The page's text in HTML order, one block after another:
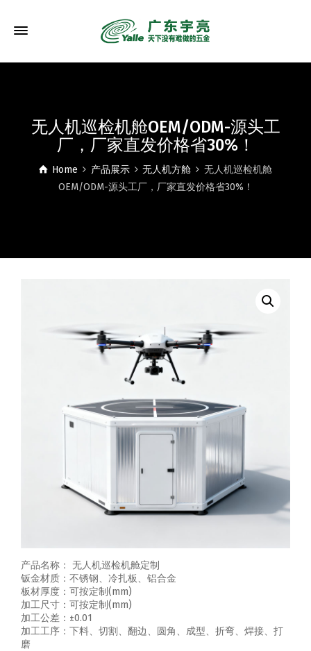
无人机巡检机舱OEM/ODM-源头工
厂，厂家直发价格省30%！
Home 产品展示 无人机方舱
无人机巡检机舱
OEM/ODM-源头工厂，厂家直发价格省30%！
产品名称： 无人机巡检机舱定制
钣金材质：不锈钢、冷扎板、铝合金
板材厚度：可按定制(mm)
加工尺寸：可按定制(mm)
加工公差：±0.01
加工工序：下料、切割、翻边、圆角、成型、折弯、焊接、打
磨